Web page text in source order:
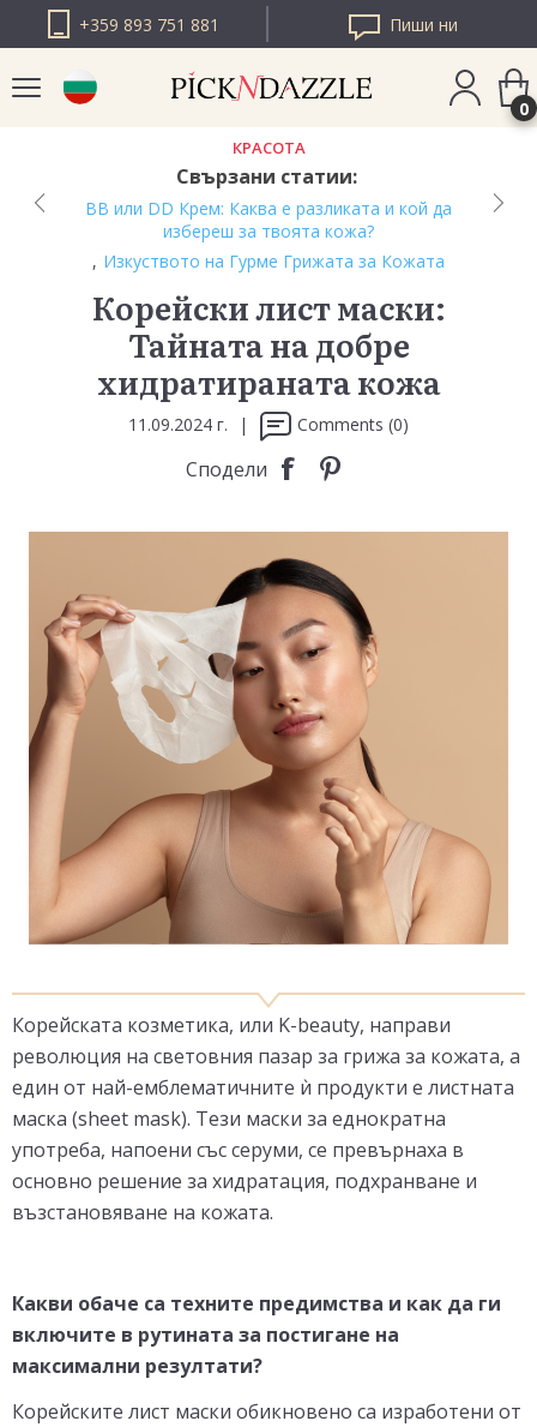
+359 893 751 881 Пиши ни
PICK N DAZZLE
РУМЪНИЯ
PICK N DAZZLE
ЕВРОПА
0
КРАСОТА
Свързани статии:
BB или DD Крем: Каква е разликата и кой да
избереш за твоята кожа?
, Изкуството на Гурме Грижата за Кожата
Корейски лист маски:
Тайната на добре
хидратираната кожа
11.09.2024 г. | Comments (0)
Сподели
Корейската козметика, или K-beauty, направи
революция на световния пазар за грижа за кожата, а
един от най-емблематичните ѝ продукти е листната
маска (sheet mask). Тези маски за еднократна
употреба, напоени със серуми, се превърнаха в
основно решение за хидратация, подхранване и
възстановяване на кожата.
Какви обаче са техните предимства и как да ги
включите в рутината за постигане на
максимални резултати?
Корейските лист маски обикновено са изработени от